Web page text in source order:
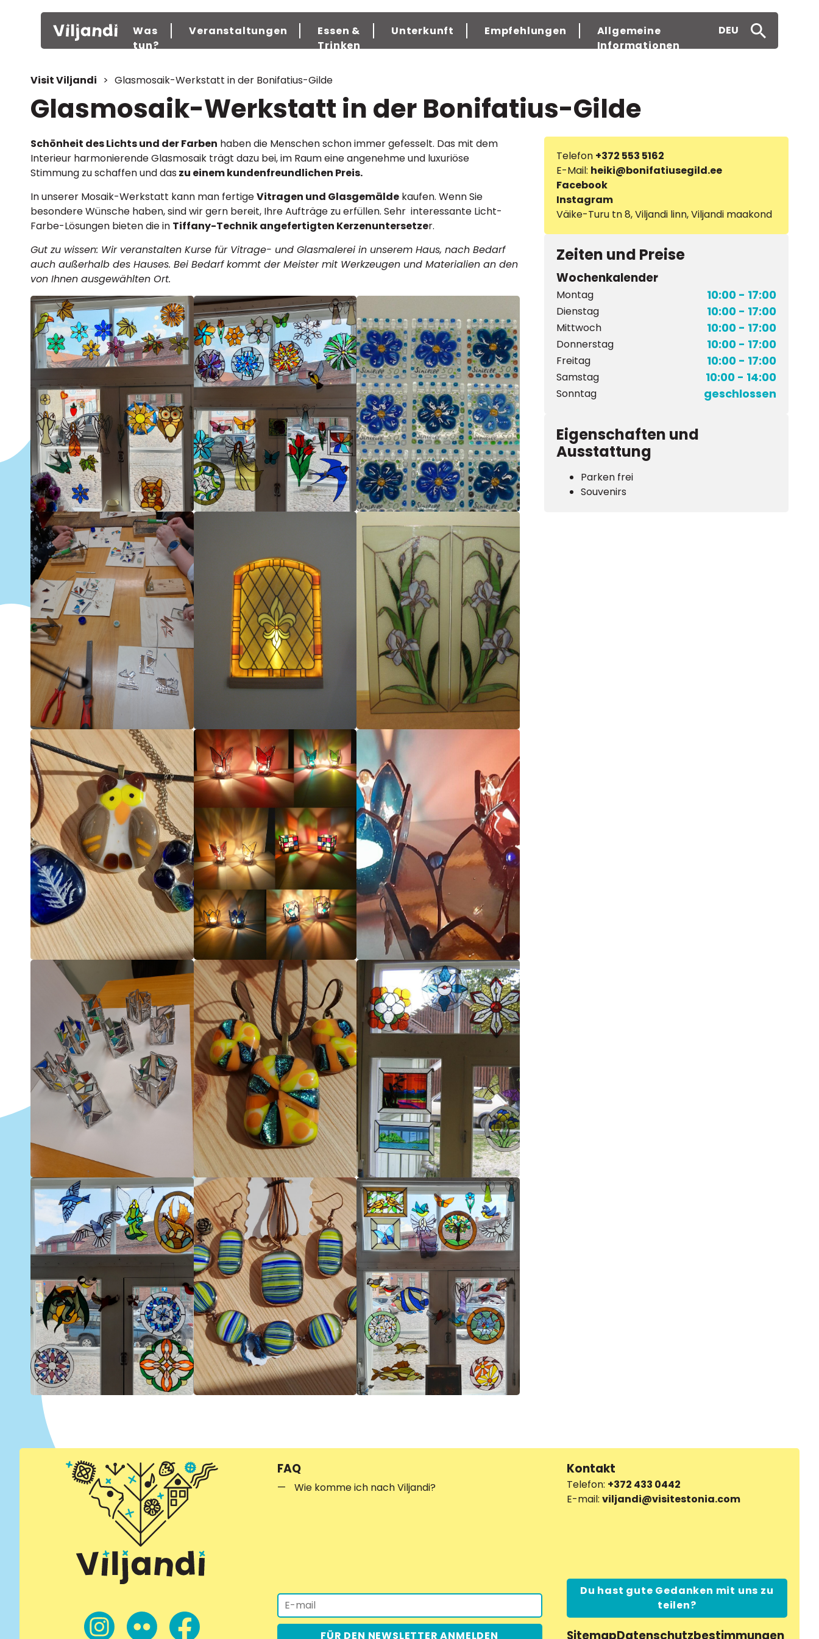
Was
tun?
Veranstaltungen
Essen &
Trinken
Unterkunft Empfehlungen
Allgemeine
Informationen
DEU
Visit Viljandi > Glasmosaik-Werkstatt in der Bonifatius-Gilde
Glasmosaik-Werkstatt in der Bonifatius-Gilde
Schönheit des Lichts und der Farben haben die Menschen schon immer gefesselt. Das mit dem
Interieur harmonierende Glasmosaik trägt dazu bei, im Raum eine angenehme und luxuriöse
Stimmung zu schaffen und das zu einem kundenfreundlichen Preis.
In unserer Mosaik-Werkstatt kann man fertigeVitragen und Glasgemälde kaufen. Wenn Sie
besondere Wünsche haben, sind wir gern bereit, Ihre Aufträge zu erfüllen. Sehr interessante Licht-
Farbe-Lösungen bieten die in Tiffany-Technik angefertigten Kerzenuntersetzer.
Gut zu wissen: Wir veranstalten Kurse für Vitrage- und Glasmalerei in unserem Haus, nach Bedarf
auch außerhalb des Hauses. Bei Bedarf kommt der Meister mit Werkzeugen und Materialien an den
von Ihnen ausgewählten Ort.
Telefon +372 553 5162
E-Mail: heiki@bonifatiusegild.ee
Facebook
Instagram
Väike-Turu tn 8, Viljandi linn, Viljandi maakond
Zeiten und Preise
Wochenkalender
Montag 10:00 - 17:00
Dienstag 10:00 - 17:00
Mittwoch 10:00 - 17:00
Donnerstag 10:00 - 17:00
Freitag 10:00 - 17:00
Samstag 10:00 - 14:00
Sonntag geschlossen
Eigenschaften und
Ausstattung
Parken frei
Souvenirs
FAQ
Wie komme ich nach Viljandi?
FÜR DEN NEWSLETTER ANMELDEN
Kontakt
Telefon: +372 433 0442
E-mail: viljandi@visitestonia.com
Du hast gute Gedanken mit uns zu
teilen?